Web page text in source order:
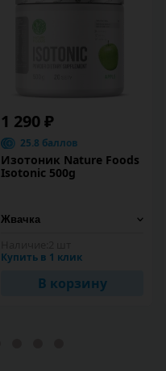
1 290 ₽
25.8 баллов
Изотоник Nature Foods
Isotonic 500g
Купить в 1 клик
В корзину